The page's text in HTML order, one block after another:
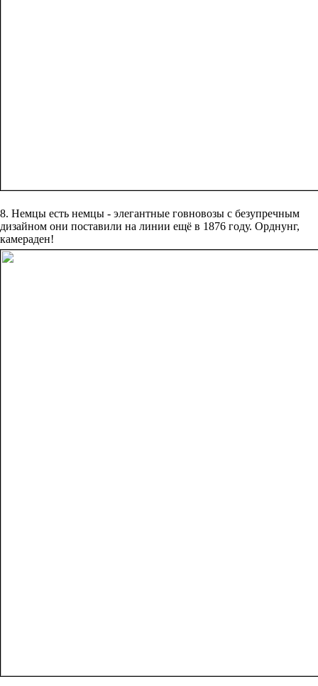
8. Немцы есть немцы - элегантные говновозы с безупречным
дизайном они поставили на линии ещё в 1876 году. Орднунг,
камераден!